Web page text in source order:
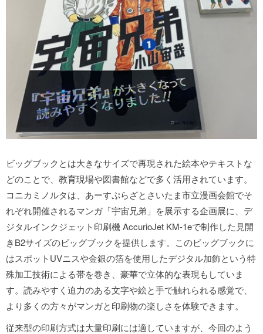
ビッグブックとは大きなサイズで再現された絵本やテキストな
どのことで、教育現場や図書館などで多く活用されています。
コニカミノルタは、あーすぷらざとさいたま市立漫画会館でそ
れぞれ開催されるマンガ「宇宙兄弟」を展示する企画展に、デ
ジタルインクジェット印刷機 AccurioJet KM-1eで制作した見開
きB2サイズのビッグブックを提供します。このビッグブックに
はスポットUVニスや金銀の箔を使用したデジタル加飾という特
殊加工技術による帯を巻き、豪華で立体的な表現もしていま
す。読みやすく迫力のある文字や絵と手で触れられる感覚で、
より多くの方々がマンガと印刷物の楽しさを体験できます。
従来型の印刷方式は大量印刷には適していますが、今回のよう